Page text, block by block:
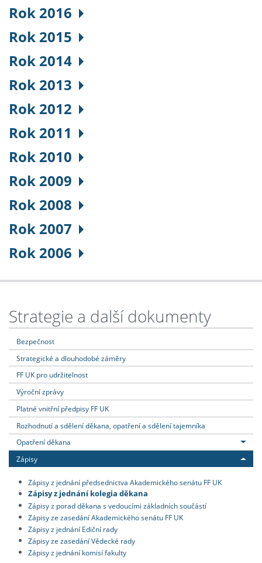
Rok 2016
Rok 2015
Rok 2014
Rok 2013
Rok 2012
Rok 2011
Rok 2010
Rok 2009
Rok 2008
Rok 2007
Rok 2006
Strategie a další dokumenty
Bezpečnost
Strategické a dlouhodobé záměry
FF UK pro udržitelnost
Výroční zprávy
Platné vnitřní předpisy FF UK
Rozhodnutí a sdělení děkana, opatření a sdělení tajemníka
Opatření děkana
Zápisy
Zápisy z jednání předsednictva Akademického senátu FF UK
Zápisy z jednání kolegia děkana
Zápisy z porad děkana s vedoucími základních součástí
Zápisy ze zasedání Akademického senátu FF UK
Zápisy z jednání Ediční rady
Zápisy ze zasedání Vědecké rady
Zápisy z jednání komisí fakulty